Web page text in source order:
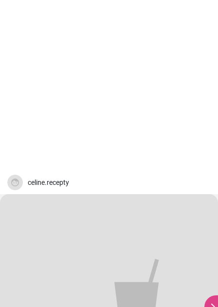
celine.recepty